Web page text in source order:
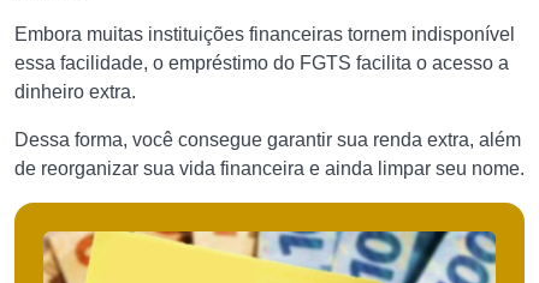
Embora muitas instituições financeiras tornem indisponível
essa facilidade, o empréstimo do FGTS facilita o acesso a
dinheiro extra.
Dessa forma, você consegue garantir sua renda extra, além
de reorganizar sua vida financeira e ainda limpar seu nome.